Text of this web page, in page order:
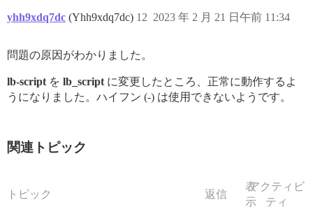
yhh9xdq7dc (Yhh9xdq7dc) 2023 年 2 月 21 日午前 11:34
12
問題の原因がわかりました。
lb-script を lb_script に変更したところ、正常に動作するよ
うになりました。ハイフン (-) は使用できないようです。
関連トピック
トピック 返信
表
示
アクティビ
ティ